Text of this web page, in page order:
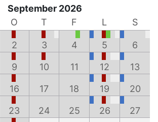
September 2026
O T F L
S
2 3 4 5 6
9 10 11 12 13
16 17 18 19 20
23 24 25 26 27